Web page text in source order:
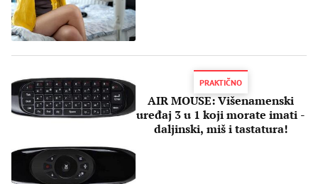
PRAKTIČNO
AIR MOUSE: Višenamenski
uređaj 3 u 1 koji morate imati -
daljinski, miš i tastatura!